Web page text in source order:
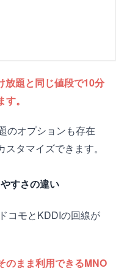
放題と同じ値段で10分
。
のオプションも存在
タマイズできます。
すさの違い
コモとKDDIの回線が
のまま利用できるMNO